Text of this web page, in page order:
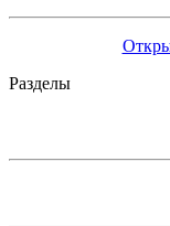
Разделы